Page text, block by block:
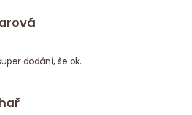
je 5 z 5 hvězdiček.
dodání, še ok.